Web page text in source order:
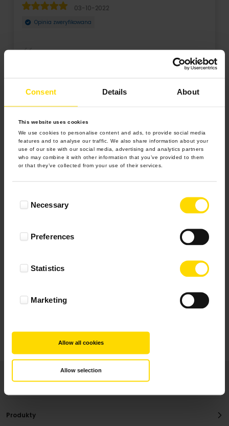
Consent Details About
This website uses cookies
We use cookies to personalise content and ads, to provide social media
features and to analyse our traffic. We also share information about your
use of our site with our social media, advertising and analytics partners
who may combine it with other information that you’ve provided to them
or that they’ve collected from your use of their services.
SelectionNecessary
Preferences
Statistics
Marketing
Allow all cookies
Allow selection
03-10-2022
Opinia zweryfikowana
Zamówienie na fotoksiążkę zrealizowano bardzo szybko a
Rozwiń
4.9 z 5.0
Najbardziej pomocne oceny, które doradzą Ci
Produkty